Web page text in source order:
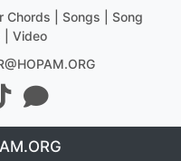
Chords | Songs | Song
| Video